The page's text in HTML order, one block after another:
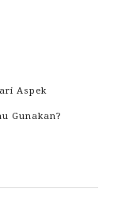
Aspek
Gunakan?